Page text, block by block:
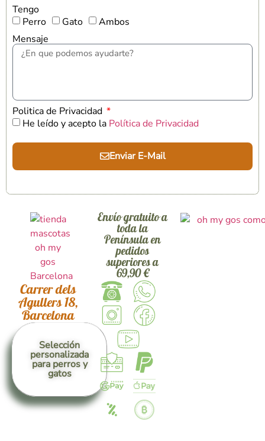
Tengo
Perro
Gato
Ambos
Mensaje
Politica de Privacidad
He leído y acepto la Política de Privacidad
Enviar E-Mail
Carrer dels
Agullers 18,
Barcelona
Selección
personalizada
para perros y
gatos
Envío gratuito a
toda la
Península en
pedidos
superiores a
69,90 €